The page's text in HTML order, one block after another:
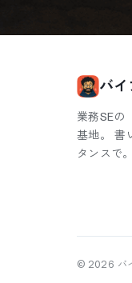
バイ
業務SEの
基地。 書
タンスで。
© 2026 バ